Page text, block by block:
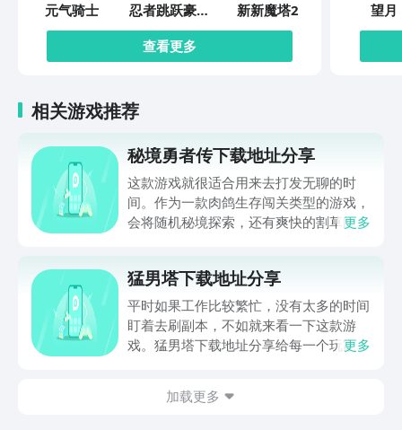
元气骑士 忍者跳跃豪华
版
新新魔塔2
查看更多
望月
相关游戏推荐
秘境勇者传下载地址分享
这款游戏就很适合用来去打发无聊的时
间。作为一款肉鸽生存闯关类型的游戏，
会将随机秘境探索，还有爽快的割草闯关
接就可以下载。游戏的上手门槛还是比较
低的，一只手就可以操控，很适合用来去
打发无聊的时间，可玩性真的比较高。
更多
猛男塔下载地址分享
平时如果工作比较繁忙，没有太多的时间
盯着去刷副本，不如就来看一下这款游
戏。猛男塔下载地址分享给每一个玩家，
空余的时间就可以慢慢的养成角色，就很
更多
加载更多